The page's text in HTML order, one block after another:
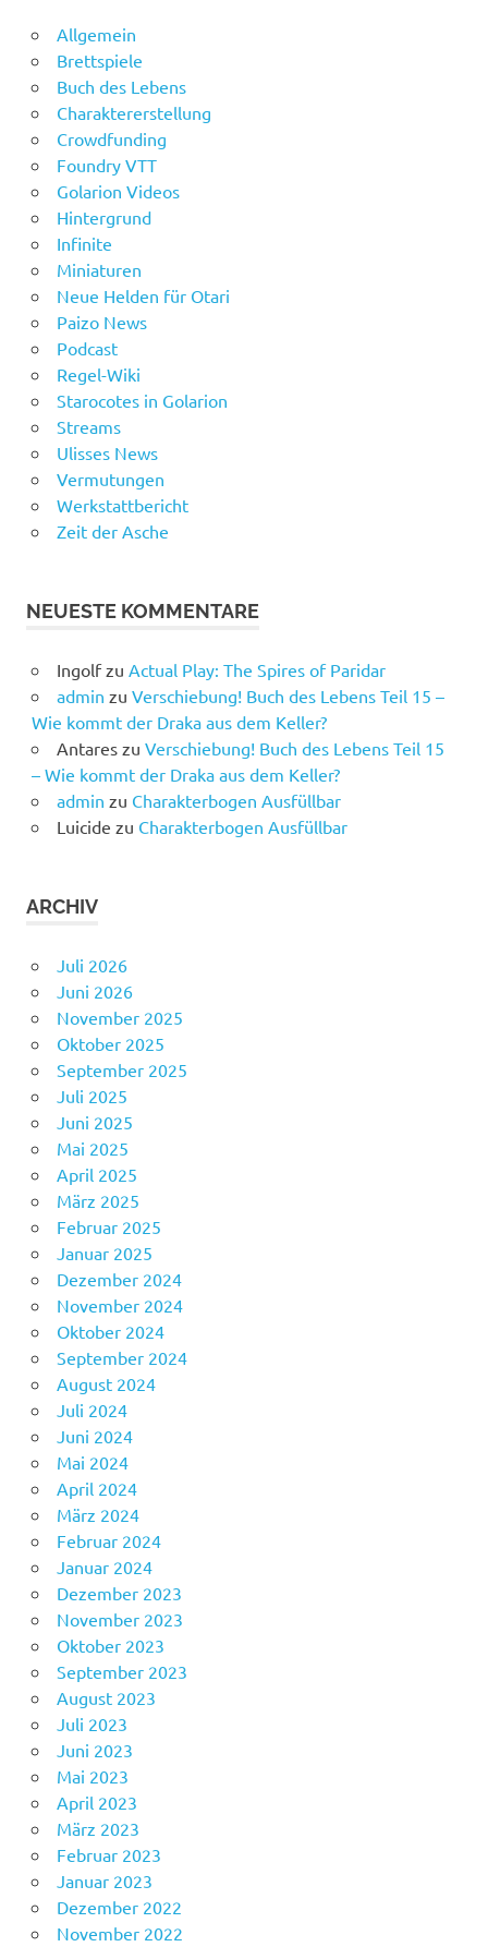
Allgemein
Brettspiele
Buch des Lebens
Charaktererstellung
Crowdfunding
Foundry VTT
Golarion Videos
Hintergrund
Infinite
Miniaturen
Neue Helden für Otari
Paizo News
Podcast
Regel-Wiki
Starocotes in Golarion
Streams
Ulisses News
Vermutungen
Werkstattbericht
Zeit der Asche
NEUESTE KOMMENTARE
Ingolfzu Actual Play: The Spires of Paridar
admin zu Verschiebung! Buch des Lebens Teil 15 –
Wie kommt der Draka aus dem Keller?
Antareszu Verschiebung! Buch des Lebens Teil 15
– Wie kommt der Draka aus dem Keller?
admin zu Charakterbogen Ausfüllbar
Luicide zu Charakterbogen Ausfüllbar
ARCHIV
Juli 2026
Juni 2026
November 2025
Oktober 2025
September 2025
Juli 2025
Juni 2025
Mai 2025
April 2025
März 2025
Februar 2025
Januar 2025
Dezember 2024
November 2024
Oktober 2024
September 2024
August 2024
Juli 2024
Juni 2024
Mai 2024
April 2024
März 2024
Februar 2024
Januar 2024
Dezember 2023
November 2023
Oktober 2023
September 2023
August 2023
Juli 2023
Juni 2023
Mai 2023
April 2023
März 2023
Februar 2023
Januar 2023
Dezember 2022
November 2022